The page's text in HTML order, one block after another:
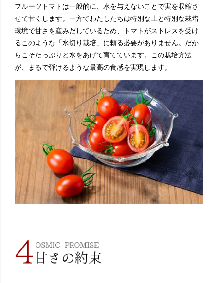
フルーツトマトは一般的に、水を与えないことで実を収縮さ
せて甘くします。一方でわたしたちは特別な土と特別な栽培
環境で甘さを産みだしているため、トマトがストレスを受け
るこのような「水切り栽培」に頼る必要がありません。だか
らこそたっぷりと水をあげて育てています。この栽培方法
が、まるで弾けるような最高の食感を実現します。